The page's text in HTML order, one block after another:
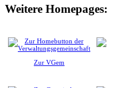
Weitere Homepages:
Zur VGem